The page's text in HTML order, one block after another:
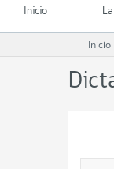
Chile
Inicio
Inicio